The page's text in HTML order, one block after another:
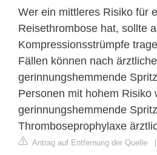
Wer ein mittleres Risiko für
Reisethrombose hat, sollte
Kompressionsstrümpfe
Fällen können nach
gerinnungshemmende
Personen mit hohem Risiko
gerinnungshemmende
Thromboseprophylaxe
Antrag auf Entfernung der Quelle